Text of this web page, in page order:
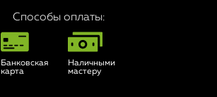
Способы оплаты:
Банковская
карта
Наличными
мастеру